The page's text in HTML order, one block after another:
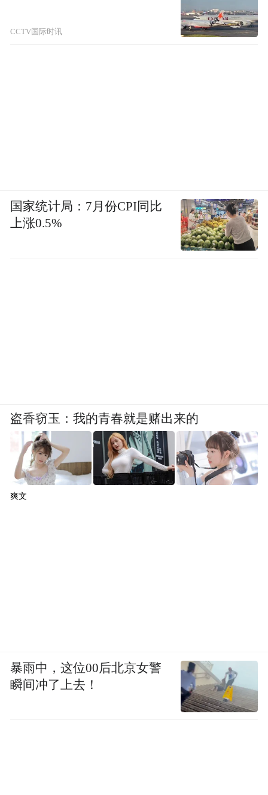
CCTV国际时讯
国家统计局：7月份CPI同比
上涨0.5%
盗香窃玉：我的青春就是赌出来的
爽文
暴雨中，这位00后北京女警
瞬间冲了上去！